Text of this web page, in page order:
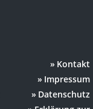
Kontakt
Impressum
Datenschutz